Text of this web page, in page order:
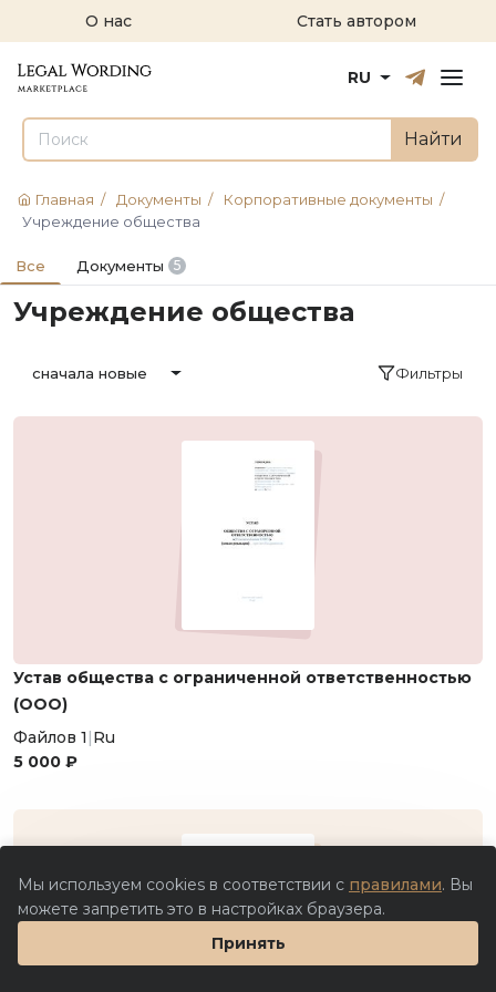
О нас Стать автором
РусскийEnglish
RU
Найти
Главная / Документы / Корпоративные документы /
Учреждение общества
Все Документы 5
Учреждение общества
сначала новые Фильтры
Устав общества с ограниченной ответственностью
(ООО)
Файлов 1 |Ru
5 000 ₽
Мы используем cookies в соответствии с правилами. Вы
можете запретить это в настройках браузера.
Принять